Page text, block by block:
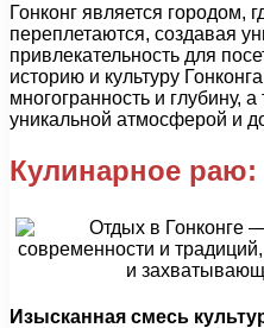
Гонконг является городом,
переплетаются, создавая
привлекательность для
историю и культуру
многогранность и глубину,
уникальной атмосферой и
Кулинарное раю:
Изысканная смесь